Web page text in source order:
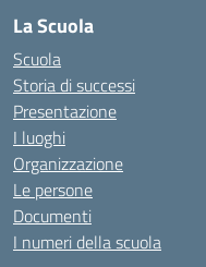
La Scuola
Scuola
Storia di successi
Presentazione
I luoghi
Organizzazione
Le persone
Documenti
I numeri della scuola